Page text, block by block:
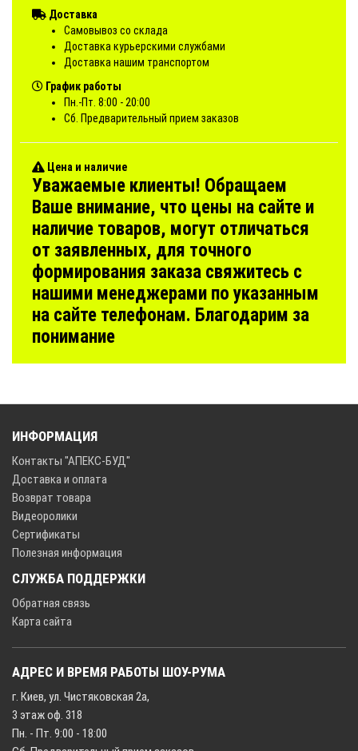
Доставка
Самовывоз со склада
Доставка курьерскими службами
Доставка нашим транспортом
График работы
Пн.-Пт. 8:00 - 20:00
Сб. Предварительный прием заказов
Цена и наличие
Уважаемые клиенты! Обращаем
Ваше внимание, что цены на сайте и
наличие товаров, могут отличаться
от заявленных, для точного
формирования заказа свяжитесь с
нашими менеджерами по указанным
на сайте телефонам. Благодарим за
понимание
ИНФОРМАЦИЯ
Контакты "АПЕКС-БУД"
Доставка и оплата
Возврат товара
Видеоролики
Сертификаты
Полезная информация
СЛУЖБА ПОДДЕРЖКИ
Обратная связь
Карта сайта
АДРЕС И ВРЕМЯ РАБОТЫ ШОУ-РУМА
г. Киев, ул. Чистяковская 2а,
3 этаж оф. 318
Пн. - Пт. 9:00 - 18:00